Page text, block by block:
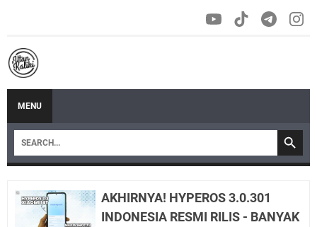
MENU
AKHIRNYA! HYPEROS 3.0.301
INDONESIA RESMI RILIS - BANYAK